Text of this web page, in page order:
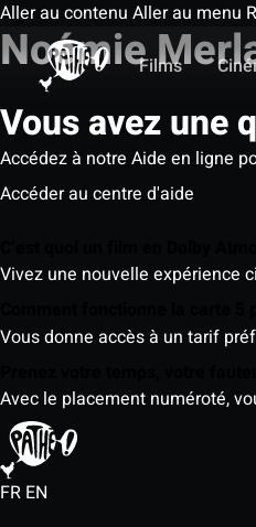
Aller au contenu Aller au menu
Films
Noémie
Vous avez une
Accédez à notre Aide en ligne
Accéder au centre d'aide
Vivez une nouvelle expérience
Vous donne accès à un tarif
Avec le placement numéroté,
FR EN